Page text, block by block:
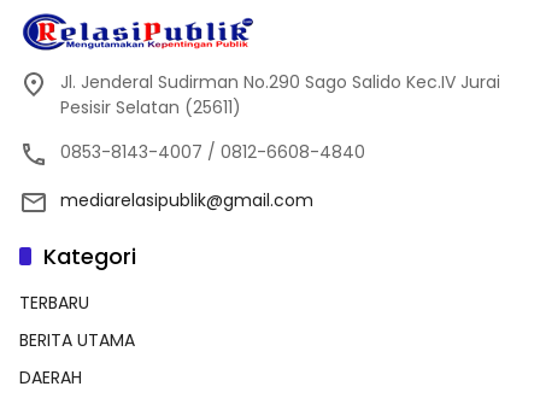
Jl. Jenderal Sudirman No.290 Sago Salido Kec.IV Jurai
Pesisir Selatan (25611)
0853-8143-4007 / 0812-6608-4840
mediarelasipublik@gmail.com
Kategori
TERBARU
BERITA UTAMA
DAERAH